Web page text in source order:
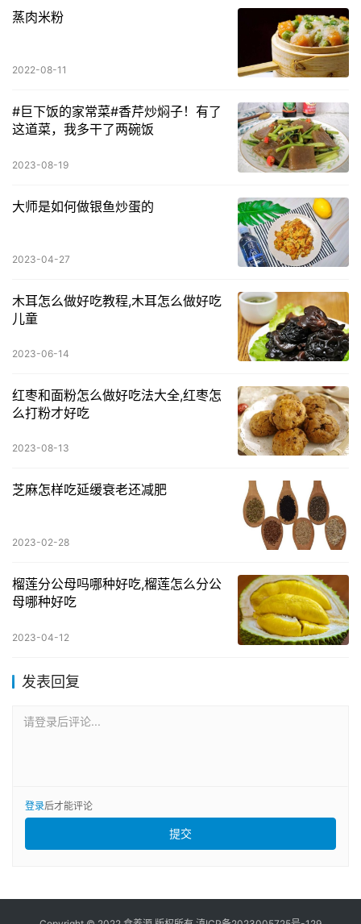
蒸肉米粉
2022-08-11
#巨下饭的家常菜#香芹炒焖子！有了
这道菜，我多干了两碗饭
2023-08-19
大师是如何做银鱼炒蛋的
2023-04-27
木耳怎么做好吃教程,木耳怎么做好吃
儿童
2023-06-14
红枣和面粉怎么做好吃法大全,红枣怎
么打粉才好吃
2023-08-13
芝麻怎样吃延缓衰老还减肥
2023-02-28
榴莲分公母吗哪种好吃,榴莲怎么分公
母哪种好吃
2023-04-12
发表回复
请登录后评论...
登录后才能评论
提交